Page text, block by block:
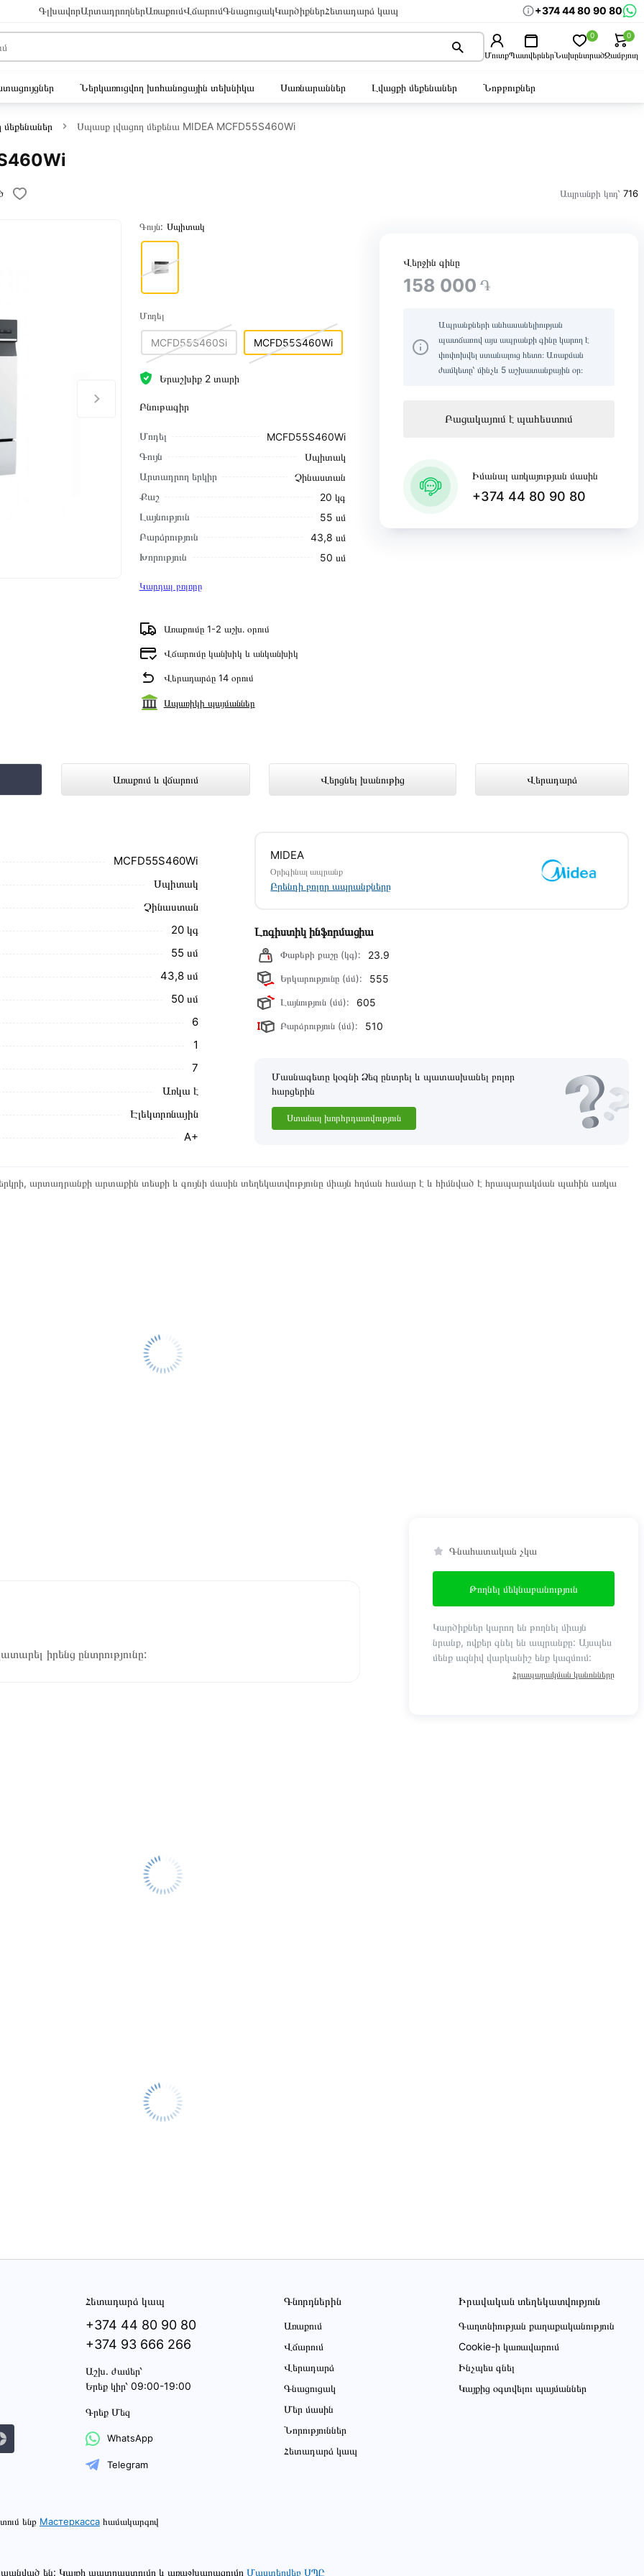
ԳլխավորԱրտադրողներԱռաքումՎճարումԳնացուցակԿարծիքներՀետադարձ կապ +374 44 80 90 80
ՄուտքՊատվերներՆախընտրած
0
Զամբյուղ
0
Ներկառուցվող խոհանոցային տեխնիկա Սառնարաններ Լվացքի մեքենաներ Նոթբուքներ
Սպասք լվացող մեքենա MIDEA MCFD55S460Wi
Ապրանքի կոդ՝ 716
Գույն: Սպիտակ
Մոդել
MCFD55S460Si MCFD55S460Wi
Երաշխիք 2 տարի
Բնութագիր
Մոդել
MCFD55S460Wi
Գույն
Սպիտակ
Արտադրող երկիր
Չինաստան
Քաշ
20 կգ
Լայնություն
55 սմ
Բարձրություն
43,8 սմ
Խորություն
50 սմ
Կարդալ բոլորը
Առաքումը 1-2 աշխ․ օրում
Վճարումը կանխիկ և անկանխիկ
Վերադարձը 14 օրում
Ապառիկի պայմաններ
Վերջին գինը
158 000 ֏
Ապրանքների անհասանելիության
պատճառով այս ապրանքի գինը կարող է
փոփոխվել ստանալուց հետո։ Առաքման
ժամկետը՝ մինչև 5 աշխատանքային օր։
Բացակայում է պահեստում
Իմանալ առկայության մասին
+374 44 80 90 80
Առաքում և վճարում Վերցնել խանութից Վերադարձ
ներկայացված է Technomix առցանց խանութում լավագույն գնով
առաքման և վճարման պայմանները
հետ՝ համաձայնեցնելու առաքման
MCFD55S460Wi
Սպիտակ
Չինաստան
20 կգ
55 սմ
43,8 սմ
50 սմ
6
1
7
Առկա է
Էլեկտրոնային
A+
MIDEA
Օրիգինալ ապրանք
Բրենդի բոլոր ապրանքները
Լոգիստիկ ինֆորմացիա
Փաթեթի քաշը (կգ): 23.9
Երկարությունը (մմ): 555
Լայնություն (մմ): 605
Բարձրություն (մմ): 510
Մասնագետը կօգնի Ձեզ ընտրել և պատասխանել բոլոր
հարցերին
Ստանալ խորհրդատվություն
արտադրանքի արտաքին տեսքի և գույնի մասին տեղեկատվությունը միայն հղման համար է և հիմնված է հրապարակման պահին առկա
իրենց ընտրությունը:
Գնահատական չկա
Թողնել մեկնաբանություն
Կարծիքներ կարող են թողնել միայն
նրանք, ովքեր գնել են ապրանքը: Այսպես
մենք ազնիվ վարկանիշ ենք կազմում:
Հրապարակման կանոնները
Հետադարձ կապ
+374 44 80 90 80
+374 93 666 266
Աշխ․ ժամեր՝
Երեք կիր՝ 09:00-19:00
Գրեք Մեզ
WhatsApp
Telegram
Գնորդներին
Առաքում
Վճարում
Վերադարձ
Գնացուցակ
Մեր մասին
Նորություններ
Հետադարձ կապ
Իրավական տեղեկատվություն
Գաղտնիության քաղաքականություն
Cookie-ի կառավարում
Ինչպես գնել
Կայքից օգտվելու պայմաններ
ենք Мастеркасса համակարգով
են: Կայքի պատրաստումը և առաջխաղացումը Մաստերվեբ ՍՊԸ